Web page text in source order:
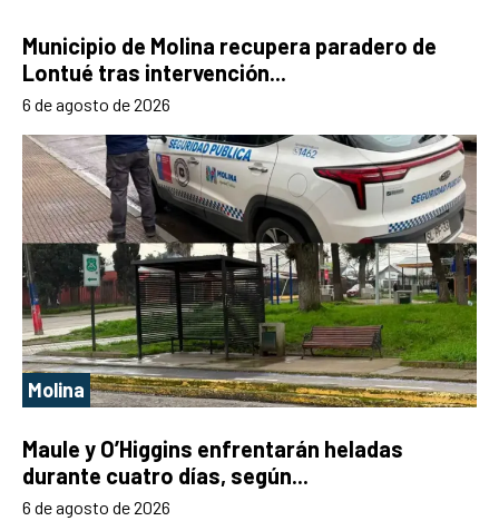
Municipio de Molina recupera paradero de
Lontué tras intervención...
6 de agosto de 2026
Molina
Maule y O’Higgins enfrentarán heladas
durante cuatro días, según...
6 de agosto de 2026